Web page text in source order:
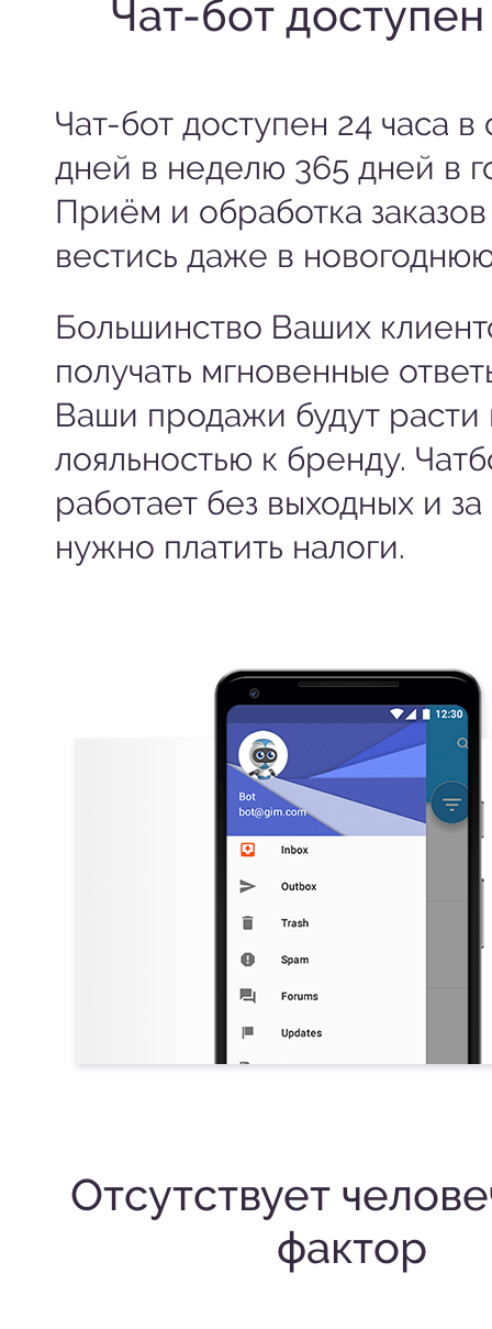
Чат-бот
Чат-бот доступен 24 часа в
дней в неделю 365 дней в
Приём и обработка заказов
вестись даже в
Большинство Ваших
получать мгновенные
Ваши продажи будут расти
лояльностью к бренду.
работает без выходных и
нужно платить налоги.
Отсутствует
фактор